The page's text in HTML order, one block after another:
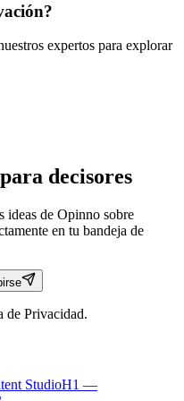
expertos para explorar
decisores
ideas de Opinno sobre
en tu bandeja de
de Privacidad.
StudioH1 —